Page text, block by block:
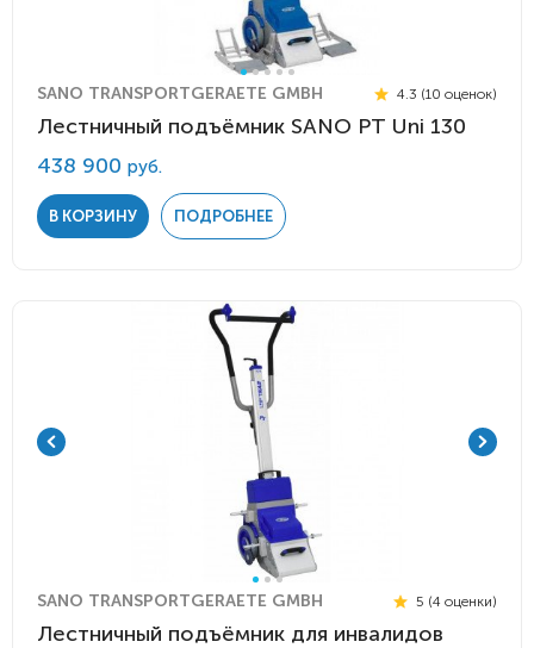
SANO TRANSPORTGERAETE GMBH 4.3 (10 оценок)
Лестничный подъёмник SANO PT Uni 130
438 900 руб.
В КОРЗИНУ ПОДРОБНЕЕ
SANO TRANSPORTGERAETE GMBH 5 (4 оценки)
Лестничный подъёмник для инвалидов